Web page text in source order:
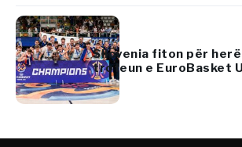
Sllovenia fiton për
trofeun e EuroBasket